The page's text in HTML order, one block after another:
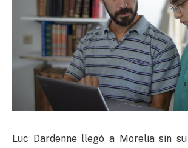
Luc Dardenne llegó a Morelia sin su